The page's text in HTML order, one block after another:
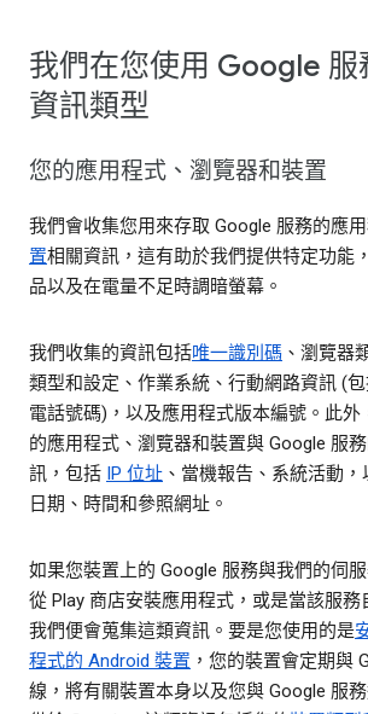
我們在您使用 Google 服
資訊類型
您的應用程式、瀏覽器和裝置
我們會收集您用來存取 Google 服務的應
置相關資訊，這有助於我們提供特定功能
品以及在電量不足時調暗螢幕。
我們收集的資訊包括唯一識別碼 、瀏覽器
類型和設定、作業系統、行動網路資訊 (
電話號碼)，以及應用程式版本編號。此外
的應用程式、瀏覽器和裝置與 Google 服
訊，包括 IP 位址 、當機報告、系統活動
日期、時間和參照網址。
如果您裝置上的 Google 服務與我們的伺
從 Play 商店安裝應用程式，或是當該服務
我們便會蒐集這類資訊。要是您使用的是
程式的 Android 裝置 ，您的裝置會定期與
線，將有關裝置本身以及您與 Google 服